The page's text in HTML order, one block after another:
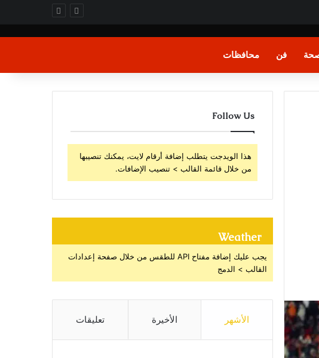
فن محافظات
Follow Us
هذا الويدجت يتطلب إضافة أرقام لايت، يمكنك تنصيبها
من خلال قائمة القالب > تنصيب الإضافات.
Weather
يجب عليك إضافة مفتاح API للطقس من خلال صفحة إعدادات
القالب > الدمج
الأشهر الأخيرة تعليقات